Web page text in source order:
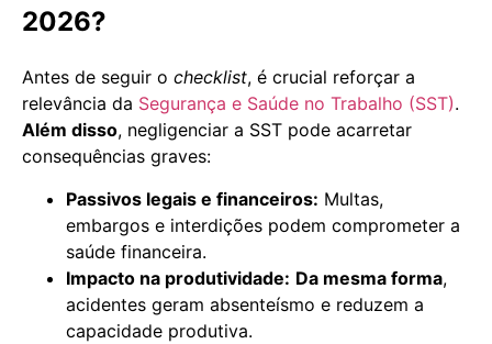
2026?
Antes de seguir o checklist, é crucial reforçar a
relevância da Segurança e Saúde no Trabalho (SST).
Além disso, negligenciar a SST pode acarretar
consequências graves:
Passivos legais e financeiros: Multas,
embargos e interdições podem comprometer a
saúde financeira.
Impacto na produtividade: Da mesma forma,
acidentes geram absenteísmo e reduzem a
capacidade produtiva.